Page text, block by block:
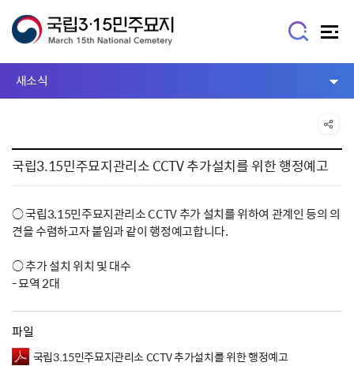
새소식
국립3.15민주묘지관리소 CCTV 추가설치를 위한 행정예고
○ 국립3.15민주묘지관리소 CCTV 추가 설치를 위하여 관계인 등의 의
견을 수렴하고자 붙임과 같이 행정예고합니다.
○ 추가 설치 위치 및 대수
- 묘역 2대
파일
국립3.15민주묘지관리소 CCTV 추가설치를 위한 행정예고